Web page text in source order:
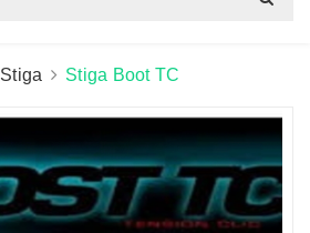
Stiga Boot TC